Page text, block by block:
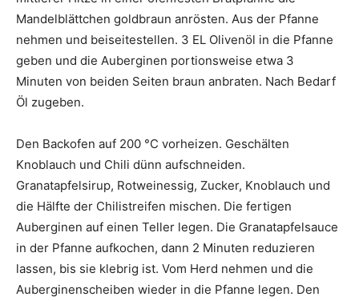
Mandelblättchen goldbraun anrösten. Aus der Pfanne
nehmen und beiseitestellen. 3 EL Olivenöl in die Pfanne
geben und die Auberginen portionsweise etwa 3
Minuten von beiden Seiten braun anbraten. Nach Bedarf
Öl zugeben.
Den Backofen auf 200 °C vorheizen. Geschälten
Knoblauch und Chili dünn aufschneiden.
Granatapfelsirup, Rotweinessig, Zucker, Knoblauch und
die Hälfte der Chilistreifen mischen. Die fertigen
Auberginen auf einen Teller legen. Die Granatapfelsauce
in der Pfanne aufkochen, dann 2 Minuten reduzieren
lassen, bis sie klebrig ist. Vom Herd nehmen und die
Auberginenscheiben wieder in die Pfanne legen. Den